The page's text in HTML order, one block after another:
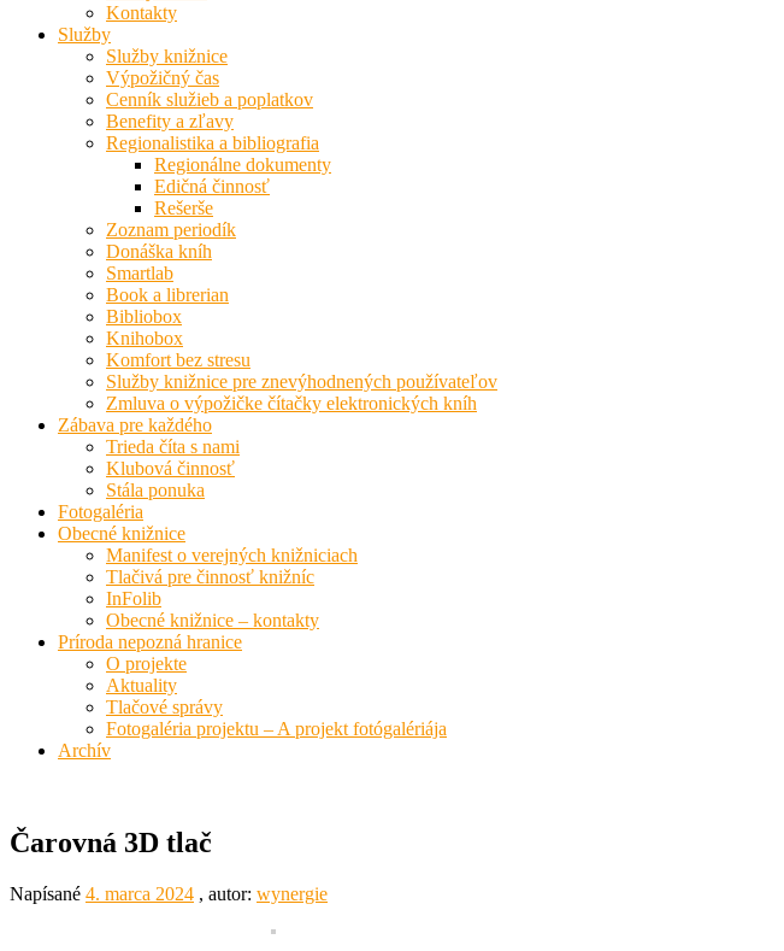
Kontakty
Služby
Služby knižnice
Výpožičný čas
Cenník služieb a poplatkov
Benefity a zľavy
Regionalistika a bibliografia
Regionálne dokumenty
Edičná činnosť
Rešerše
Zoznam periodík
Donáška kníh
Smartlab
Book a librerian
Bibliobox
Knihobox
Komfort bez stresu
Služby knižnice pre znevýhodnených používateľov
Zmluva o výpožičke čítačky elektronických kníh
Zábava pre každého
Trieda číta s nami
Klubová činnosť
Stála ponuka
Fotogaléria
Obecné knižnice
Manifest o verejných knižniciach
Tlačivá pre činnosť knižníc
InFolib
Obecné knižnice – kontakty
Príroda nepozná hranice
O projekte
Aktuality
Tlačové správy
Fotogaléria projektu – A projekt fotógalériája
Archív
Čarovná 3D tlač
Napísané 4. marca 2024 , autor: wynergie